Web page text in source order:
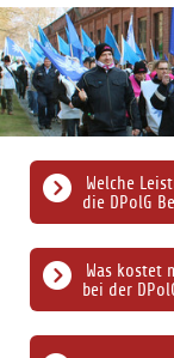
Was kostet
bei der
Welche
die DPolG